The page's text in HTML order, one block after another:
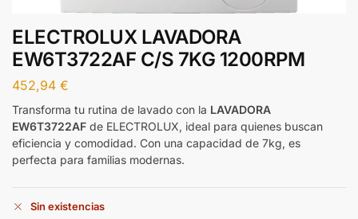
ELECTROLUX LAVADORA
EW6T3722AF C/S 7KG 1200RPM
452,94 €
Transforma tu rutina de lavado con la LAVADORA
EW6T3722AF de ELECTROLUX, ideal para quienes buscan
eficiencia y comodidad. Con una capacidad de 7kg, es
perfecta para familias modernas.
Sin existencias